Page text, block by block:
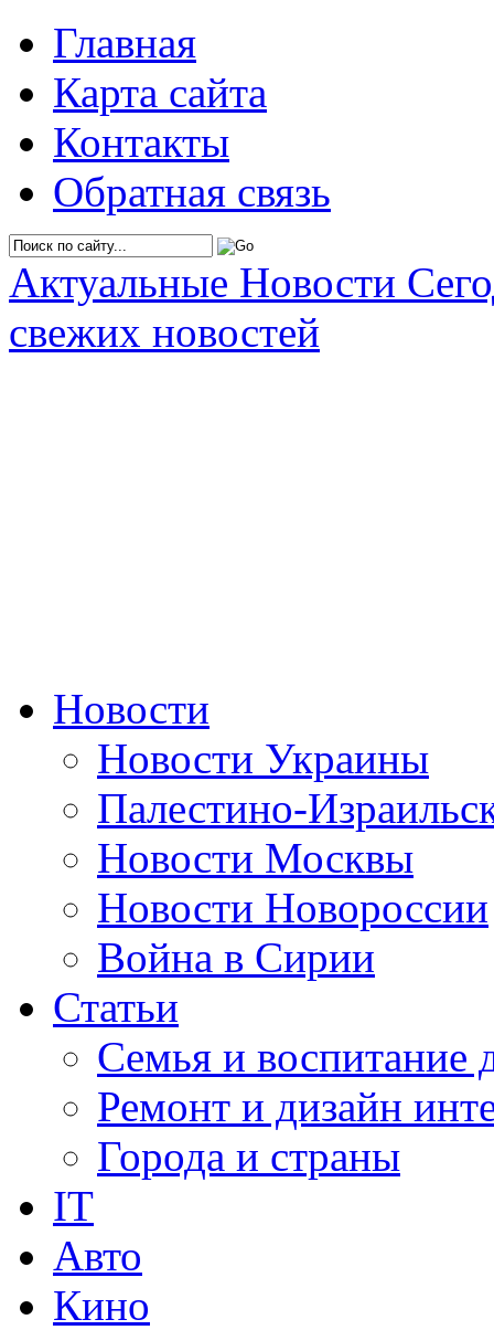
Главная
Карта сайта
Контакты
Обратная связь
Актуальные Новости
свежих новостей
Новости
Новости Украины
Палестино-
Новости Москвы
Новости Новороссии
Война в Сирии
Статьи
Семья и воспитание
Ремонт и дизайн
Города и страны
IT
Авто
Кино